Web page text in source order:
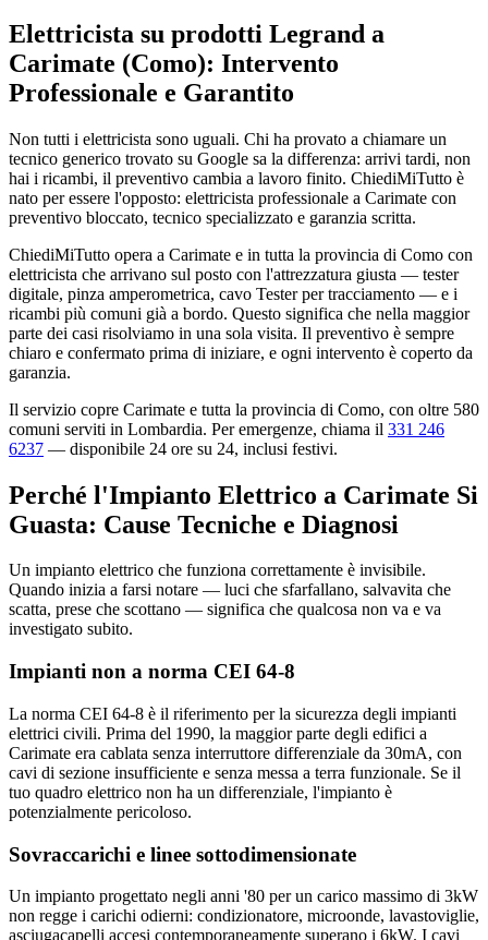
Elettricista su prodotti Legrand a
Carimate (Como): Intervento
Professionale e Garantito
Non tutti i elettricista sono uguali. Chi ha provato a chiamare un
tecnico generico trovato su Google sa la differenza: arrivi tardi, non
hai i ricambi, il preventivo cambia a lavoro finito. ChiediMiTutto è
nato per essere l'opposto: elettricista professionale a Carimate con
preventivo bloccato, tecnico specializzato e garanzia scritta.
ChiediMiTutto opera a Carimate e in tutta la provincia di Como con
elettricista che arrivano sul posto con l'attrezzatura giusta — tester
digitale, pinza amperometrica, cavo Tester per tracciamento — e i
ricambi più comuni già a bordo. Questo significa che nella maggior
parte dei casi risolviamo in una sola visita. Il preventivo è sempre
chiaro e confermato prima di iniziare, e ogni intervento è coperto da
garanzia.
Il servizio copre Carimate e tutta la provincia di Como, con oltre 580
comuni serviti in Lombardia. Per emergenze, chiama il 331 246
6237 — disponibile 24 ore su 24, inclusi festivi.
Perché l'Impianto Elettrico a Carimate Si
Guasta: Cause Tecniche e Diagnosi
Un impianto elettrico che funziona correttamente è invisibile.
Quando inizia a farsi notare — luci che sfarfallano, salvavita che
scatta, prese che scottano — significa che qualcosa non va e va
investigato subito.
Impianti non a norma CEI 64-8
La norma CEI 64-8 è il riferimento per la sicurezza degli impianti
elettrici civili. Prima del 1990, la maggior parte degli edifici a
Carimate era cablata senza interruttore differenziale da 30mA, con
cavi di sezione insufficiente e senza messa a terra funzionale. Se il
tuo quadro elettrico non ha un differenziale, l'impianto è
potenzialmente pericoloso.
Sovraccarichi e linee sottodimensionate
Un impianto progettato negli anni '80 per un carico massimo di 3kW
non regge i carichi odierni: condizionatore, microonde, lavastoviglie,
asciugacapelli accesi contemporaneamente superano i 6kW. I cavi